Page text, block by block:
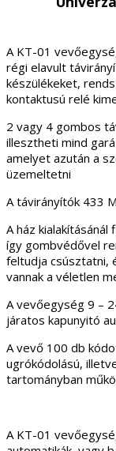
A KT-01
régi elavult
készülékeket,
kontaktusú relé
2 vagy 4 gombos
illesztheti mind
amelyet azután a
üzemeltetni
A távirányítók 433
A ház
így gombvédővel
feltudja csúsztatni,
vannak a véletlen
A vevőegység 9 –
járatos kapunyitó
A vevő 100 db
ugrókódolású,
tartományban
A KT-01